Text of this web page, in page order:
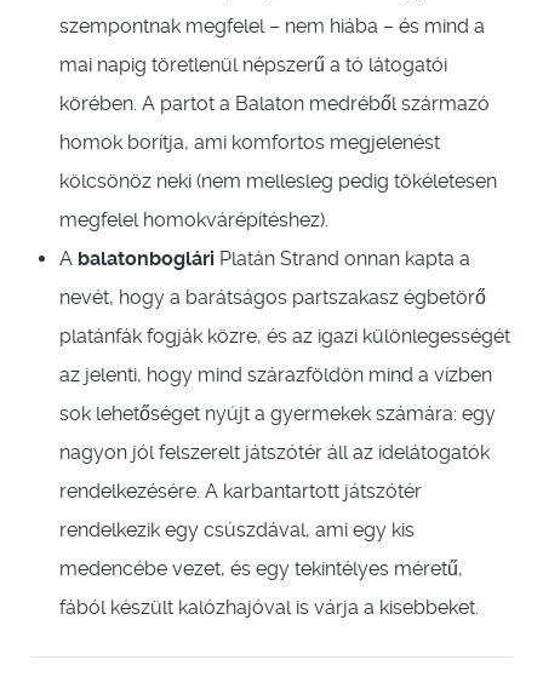
szempontnak megfelel – nem hiába – és mind a
mai napig töretlenül népszerű a tó látogatói
körében. A partot a Balaton medréből származó
homok borítja, ami komfortos megjelenést
kölcsönöz neki (nem mellesleg pedig tökéletesen
megfelel homokvárépítéshez).
A balatonboglári Platán Strand onnan kapta a
nevét, hogy a barátságos partszakasz égbetörő
platánfák fogják közre, és az igazi különlegességét
az jelenti, hogy mind szárazföldön mind a vízben
sok lehetőséget nyújt a gyermekek számára: egy
nagyon jól felszerelt játszótér áll az idelátogatók
rendelkezésére. A karbantartott játszótér
rendelkezik egy csúszdával, ami egy kis
medencébe vezet, és egy tekintélyes méretű,
fából készült kalózhajóval is várja a kisebbeket.